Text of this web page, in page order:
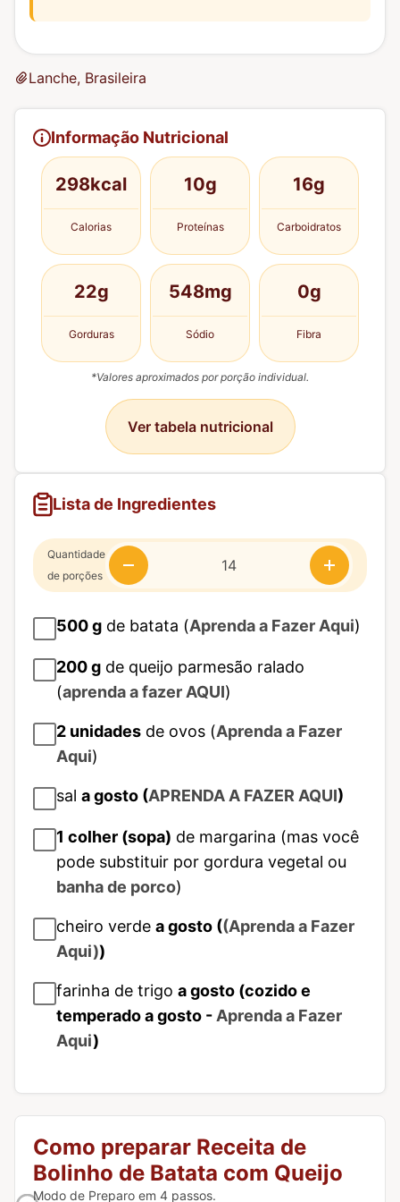
Lanche, Brasileira
Informação Nutricional
298kcal
Calorias
10g
Proteínas
16g
Carboidratos
22g
Gorduras
548mg
Sódio
0g
Fibra
*Valores aproximados por porção individual.
Ver tabela nutricional
Lista de Ingredientes
Quantidade
de porções
500g de batata (Aprenda a Fazer Aqui)
200g de queijo parmesão ralado
(aprenda a fazer AQUI)
2 unidades de ovos (Aprenda a Fazer
Aqui)
sal a gosto (APRENDA A FAZER AQUI)
1 colher (sopa) de margarina (mas você
pode substituir por gordura vegetal ou
banha de porco)
cheiro verde a gosto ((Aprenda a Fazer
Aqui))
farinha de trigo a gosto (cozido e
temperado a gosto - Aprenda a Fazer
Aqui)
Como preparar Receita de
Bolinho de Batata com Queijo
Modo de Preparo em 4 passos.